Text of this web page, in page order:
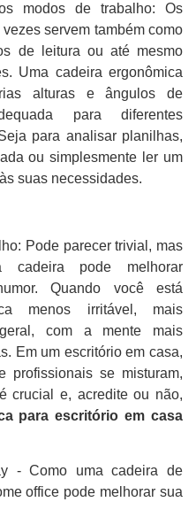
modos de trabalho: Os
servem também como
de leitura ou até mesmo
Uma cadeira ergonômica
alturas e ângulos de
para diferentes
para analisar planilhas,
ou simplesmente ler um
suas necessidades.
Pode parecer trivial, mas
pode melhorar
Quando você está
menos irritável, mais
com a mente mais
Em um escritório em casa,
profissionais se misturam,
crucial e, acredite ou não,
para escritório em casa